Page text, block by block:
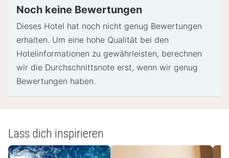
Noch keine Bewertungen
Dieses Hotel hat noch nicht genug Bewertungen
erhalten. Um eine hohe Qualität bei den
Hotelinformationen zu gewährleisten, berechnen
wir die Durchschnittsnote erst, wenn wir genug
Bewertungen haben.
Lass dich inspirieren